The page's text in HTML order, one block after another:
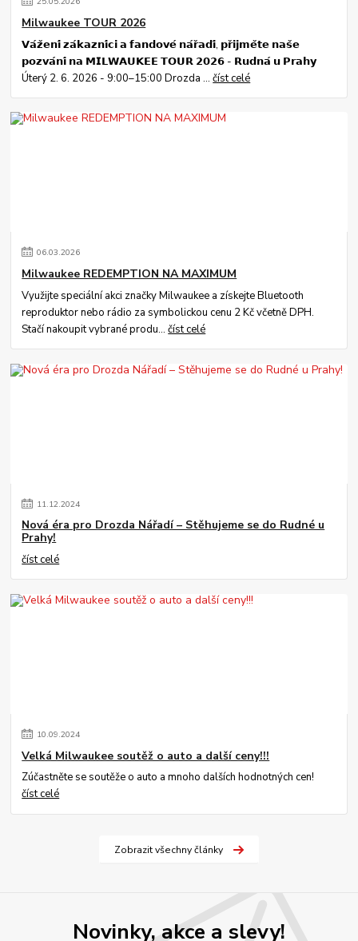
Milwaukee TOUR 2026
𝗩𝗮́𝘇̌𝗲𝗻𝗶́ 𝘇𝗮́𝗸𝗮𝘇𝗻𝗶́𝗰𝗶 𝗮 𝗳𝗮𝗻𝗱𝗼𝘃𝗲́ 𝗻𝗮́𝗿̌𝗮𝗱𝗶́, 𝗽𝗿̌𝗶𝗷𝗺𝗲̌𝘁𝗲 𝗻𝗮𝘀̌𝗲
𝗽𝗼𝘇𝘃𝗮́𝗻𝗶́ 𝗻𝗮 𝗠𝗜𝗟𝗪𝗔𝗨𝗞𝗘𝗘 𝗧𝗢𝗨𝗥 𝟮𝟬𝟮𝟲 - 𝗥𝘂𝗱𝗻𝗮́ 𝘂 𝗣𝗿𝗮𝗵𝘆
Úterý 2. 6. 2026 - 9:00–15:00 Drozda ...číst celé
06.03.2026
Milwaukee REDEMPTION NA MAXIMUM
Využijte speciální akci značky Milwaukee a získejte Bluetooth
reproduktor nebo rádio za symbolickou cenu 2 Kč včetně DPH.
Stačí nakoupit vybrané produ...číst celé
11.12.2024
Nová éra pro Drozda Nářadí – Stěhujeme se do Rudné u
Prahy!
číst celé
10.09.2024
Velká Milwaukee soutěž o auto a další ceny!!!
Zúčastněte se soutěže o auto a mnoho dalších hodnotných cen!
číst celé
Zobrazit všechny články
Novinky, akce a slevy!